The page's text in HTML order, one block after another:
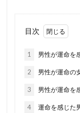
目次
1 男性が運命を
2 男性が運命の
3 男性が運命を
4 運命を感じた